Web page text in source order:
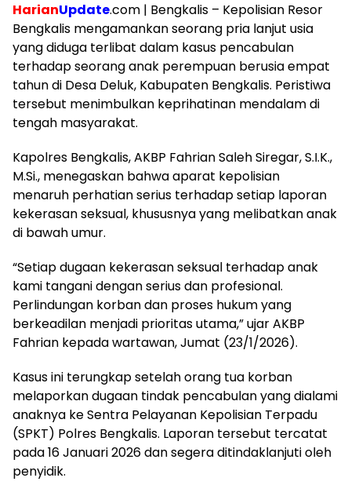
HarianUpdate.com | Bengkalis – Kepolisian Resor
Bengkalis mengamankan seorang pria lanjut usia
yang diduga terlibat dalam kasus pencabulan
terhadap seorang anak perempuan berusia empat
tahun di Desa Deluk, Kabupaten Bengkalis. Peristiwa
tersebut menimbulkan keprihatinan mendalam di
tengah masyarakat.
Kapolres Bengkalis, AKBP Fahrian Saleh Siregar, S.I.K.,
M.Si., menegaskan bahwa aparat kepolisian
menaruh perhatian serius terhadap setiap laporan
kekerasan seksual, khususnya yang melibatkan anak
di bawah umur.
“Setiap dugaan kekerasan seksual terhadap anak
kami tangani dengan serius dan profesional.
Perlindungan korban dan proses hukum yang
berkeadilan menjadi prioritas utama,” ujar AKBP
Fahrian kepada wartawan, Jumat (23/1/2026).
Kasus ini terungkap setelah orang tua korban
melaporkan dugaan tindak pencabulan yang dialami
anaknya ke Sentra Pelayanan Kepolisian Terpadu
(SPKT) Polres Bengkalis. Laporan tersebut tercatat
pada 16 Januari 2026 dan segera ditindaklanjuti oleh
penyidik.